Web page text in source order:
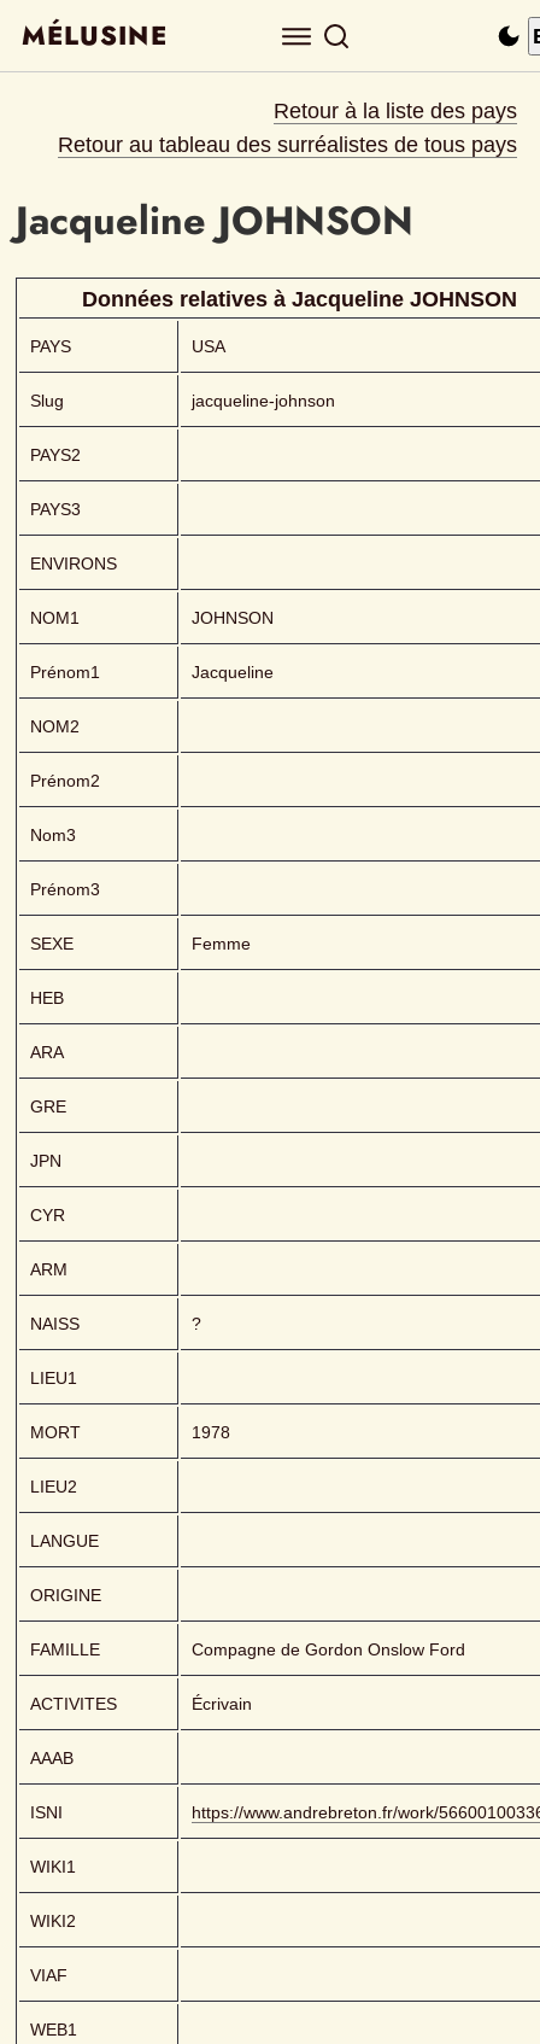
MÉLUSINE
Retour à la liste des pays
Retour au tableau des surréalistes de tous pays
Jacqueline JOHNSON
Données relatives à Jacqueline JOHNSON
PAYS USA
Slug jacqueline-johnson
PAYS2
PAYS3
ENVIRONS
NOM1 JOHNSON
Prénom1 Jacqueline
NOM2
Prénom2
Nom3
Prénom3
SEXE Femme
HEB
ARA
GRE
JPN
CYR
ARM
NAISS ?
LIEU1
MORT 1978
LIEU2
LANGUE
ORIGINE
FAMILLE Compagne de Gordon Onslow Ford
ACTIVITES Écrivain
AAAB
ISNI https://www.andrebreton.fr/work/
WIKI1
WIKI2
VIAF
WEB1